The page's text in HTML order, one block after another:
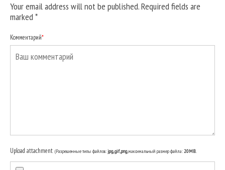
Your email address will not be published. Required fields are
marked*
Комментарий*
Upload attachment (Разрешенные типы файлов:jpg, gif, png, максимальный размер файла:20MB.